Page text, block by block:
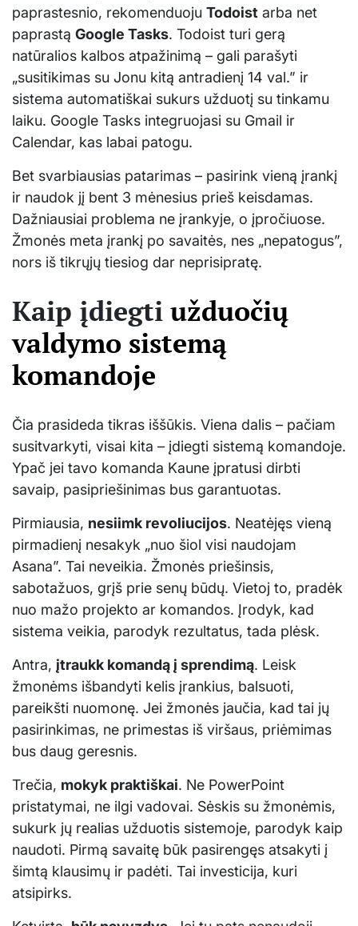
paprastesnio, rekomenduoju Todoist arba net
paprastą Google Tasks. Todoist turi gerą
natūralios kalbos atpažinimą – gali parašyti
„susitikimas su Jonu kitą antradienį 14 val.” ir
sistema automatiškai sukurs užduotį su tinkamu
laiku. Google Tasks integruojasi su Gmail ir
Calendar, kas labai patogu.
Bet svarbiausias patarimas – pasirink vieną įrankį
ir naudok jį bent 3 mėnesius prieš keisdamas.
Dažniausiai problema ne įrankyje, o įpročiuose.
Žmonės meta įrankį po savaitės, nes „nepatogus”,
nors iš tikrųjų tiesiog dar neprisipratę.
Kaip įdiegti užduočių
valdymo sistemą
komandoje
Čia prasideda tikras iššūkis. Viena dalis – pačiam
susitvarkyti, visai kita – įdiegti sistemą komandoje.
Ypač jei tavo komanda Kaune įpratusi dirbti
savaip, pasipriešinimas bus garantuotas.
Pirmiausia, nesiimk revoliucijos. Neatėjęs vieną
pirmadienį nesakyk „nuo šiol visi naudojam
Asana”. Tai neveikia. Žmonės priešinsis,
sabotažuos, grįš prie senų būdų. Vietoj to, pradėk
nuo mažo projekto ar komandos. Įrodyk, kad
sistema veikia, parodyk rezultatus, tada plėsk.
Antra, įtraukk komandą į sprendimą. Leisk
žmonėms išbandyti kelis įrankius, balsuoti,
pareikšti nuomonę. Jei žmonės jaučia, kad tai jų
pasirinkimas, ne primestas iš viršaus, priėmimas
bus daug geresnis.
Trečia, mokyk praktiškai. Ne PowerPoint
pristatymai, ne ilgi vadovai. Sėskis su žmonėmis,
sukurk jų realias užduotis sistemoje, parodyk kaip
naudoti. Pirmą savaitę būk pasirengęs atsakyti į
šimtą klausimų ir padėti. Tai investicija, kuri
atsipirks.